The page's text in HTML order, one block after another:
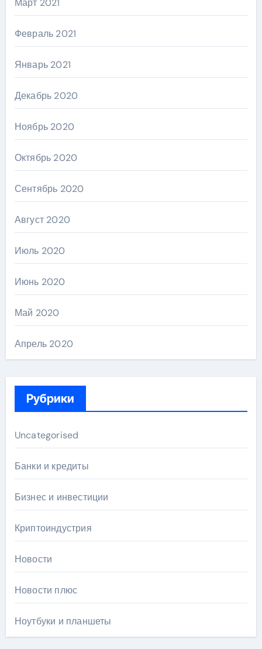
Март 2021
Февраль 2021
Январь 2021
Декабрь 2020
Ноябрь 2020
Октябрь 2020
Сентябрь 2020
Август 2020
Июль 2020
Июнь 2020
Май 2020
Апрель 2020
Рубрики
Uncategorised
Банки и кредиты
Бизнес и инвестиции
Криптоиндустрия
Новости
Новости плюс
Ноутбуки и планшеты